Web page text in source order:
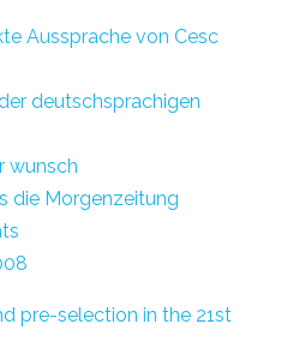
Aussprache von Cesc
deutschsprachigen
wunsch
die Morgenzeitung
pre-selection in the 21st